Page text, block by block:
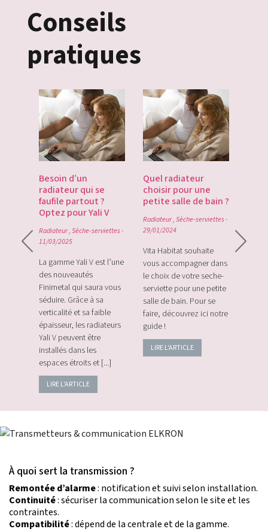
Conseils
pratiques
Besoin d’un
radiateur qui se
faufile partout ?
Optez pour Yali V
Radiateur,Sèche-serviettes-
11/03/2025
La gamme Yali V est l’une
des nouveautés
Finimetal qui saura vous
séduire. Grâce à sa
verticalité et sa faible
épaisseur, les radiateurs
Yali V peuvent être
installés dans les
espaces étroits et [...]
LIRE L'ARTICLE
Quel radiateur
choisir pour une
petite salle de bain ?
Radiateur,Sèche-serviettes-
29/01/2024
Vita Habitat souhaite
vous accompagner dans
le choix de votre seche-
serviette pour une petite
salle de bain. Pour se
faire, découvrez ici notre
guide !
LIRE L'ARTICLE
À quoi sert la transmission ?
Remontée d’alarme: notification et suivi selon installation.
Continuité: sécuriser la communication selon le site et les
contraintes.
Compatibilité: dépend de la centrale et de la gamme.